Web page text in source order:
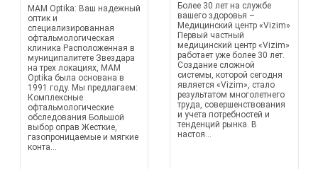
MAM Optika: Ваш надежный
оптик и
специализированная
офтальмологическая
клиника Расположенная в
муниципалитете Звездара
на трех локациях, MAM
Optika была основана в
1991 году. Мы предлагаем:
Комплексные
офтальмологические
обследования Большой
выбор оправ Жесткие,
газопроницаемые и мягкие
конта...
Более 30 лет на службе
вашего здоровья –
Медицинский центр «Vizim»
Первый частный
медицинский центр «Vizim»
работает уже более 30 лет.
Создание сложной
системы, которой сегодня
является «Vizim», стало
результатом многолетнего
труда, совершенствования
и учета потребностей и
тенденций рынка. В
настоя...